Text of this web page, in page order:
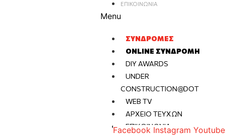
ΕΠΙΚΟΙΝΩΝΊΑ
Menu
ΣΥΝΔΡΟΜΈΣ
ONLINE ΣΥΝΔΡΟΜΉ
DIY AWARDS
UNDER
CONSTRUCTION@DOT
WEB TV
ΑΡΧΕΊΟ ΤΕΥΧΏΝ
ΕΠΙΚΟΙΝΩΝΊΑ
Facebook Instagram Youtube